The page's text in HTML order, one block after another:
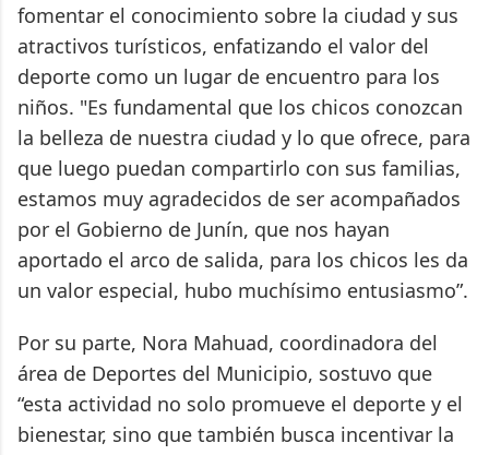
fomentar el conocimiento sobre la ciudad y sus
atractivos turísticos, enfatizando el valor del
deporte como un lugar de encuentro para los
niños. "Es fundamental que los chicos conozcan
la belleza de nuestra ciudad y lo que ofrece, para
que luego puedan compartirlo con sus familias,
estamos muy agradecidos de ser acompañados
por el Gobierno de Junín, que nos hayan
aportado el arco de salida, para los chicos les da
un valor especial, hubo muchísimo entusiasmo”.
Por su parte, Nora Mahuad, coordinadora del
área de Deportes del Municipio, sostuvo que
“esta actividad no solo promueve el deporte y el
bienestar, sino que también busca incentivar la